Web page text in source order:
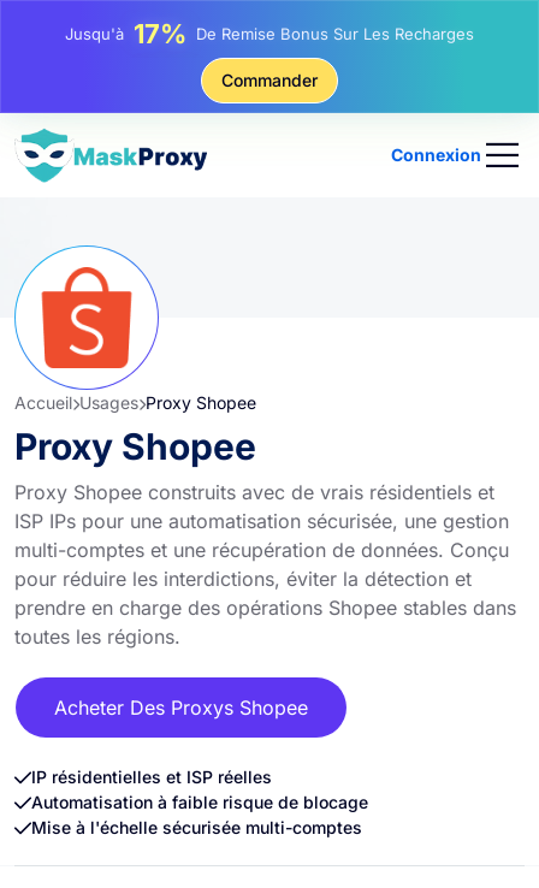
Jusqu'à25%Remise Sur Les Achats Statiques IP
Remise Sur Les Achats Tournants IP
Commander
Connexion
Accueil Usages Proxy Shopee
Proxy Shopee
Proxy Shopee construits avec de vrais résidentiels et
ISP IPs pour une automatisation sécurisée, une gestion
multi-comptes et une récupération de données. Conçu
pour réduire les interdictions, éviter la détection et
prendre en charge des opérations Shopee stables dans
toutes les régions.
Acheter Des Proxys Shopee
IP résidentielles et ISP réelles
Automatisation à faible risque de blocage
Mise à l'échelle sécurisée multi-comptes